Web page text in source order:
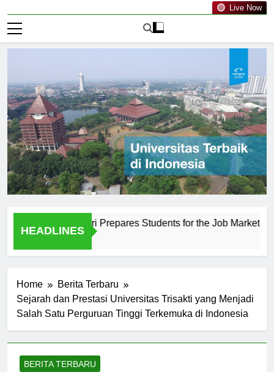
Live Now
HEADLINES
Kediri Prepares Students for the Job Market
Home
Berita Terbaru
Sejarah dan Prestasi Universitas Trisakti yang Menjadi
Salah Satu Perguruan Tinggi Terkemuka di Indonesia
BERITA TERBARU